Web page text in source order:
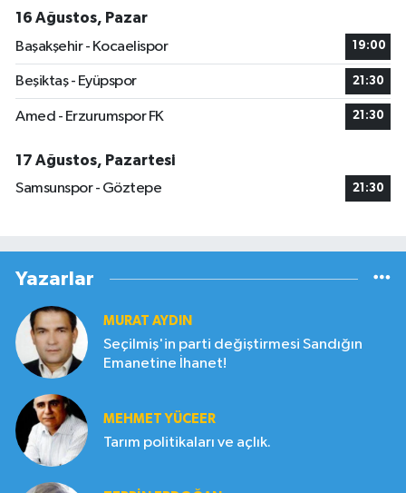
16 Ağustos, Pazar
Başakşehir - Kocaelispor
19:00
Beşiktaş - Eyüpspor 21:30
Amed - Erzurumspor FK 21:30
17 Ağustos, Pazartesi
Samsunspor - Göztepe
21:30
Yazarlar
MURAT AYDIN
Seçilmiş'in parti değiştirmesi Sandığın
Emanetine İhanet!
MEHMET YÜCEER
Tarım politikaları ve açlık.